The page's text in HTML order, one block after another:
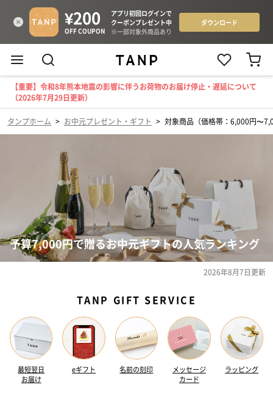
【重要】令和8年熊本地震の影響に伴うお荷物のお届け停止・遅延について
（2026年7月29日更新）
タンプホーム > お中元プレゼント・ギフト > 対象商品（価格帯：6,000円〜
予算7,000円で贈るお中元ギフトの人気ランキング
2026年8月7日更新
TANP GIFT SERVICE
最短翌日
お届け
eギフト 名前の刻印
メッセージ
カード
ラッピング